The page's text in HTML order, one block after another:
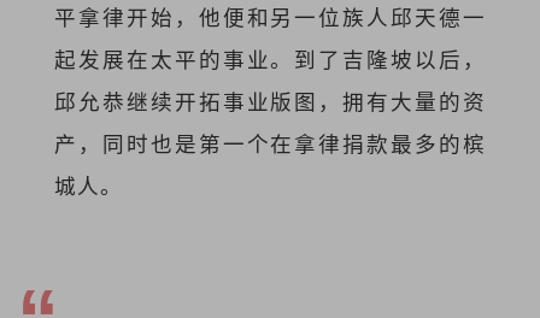
平拿律开始，他便和另一位族人邱天德一
起发展在太平的事业。到了吉隆坡以后，
邱允恭继续开拓事业版图，拥有大量的资
产，同时也是第一个在拿律捐款最多的槟
城人。